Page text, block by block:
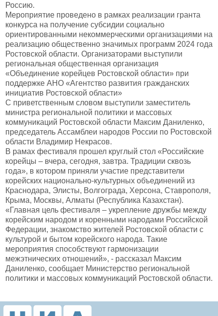
Россию.
Мероприятие проведено в рамках реализации гранта
конкурса на получение субсидии социально
ориентированными некоммерческими организациями на
реализацию общественно значимых программ 2024 года
Ростовской области. Организаторами выступили
региональная общественная организация
«Объединение корейцев Ростовской области» при
поддержке АНО «Агентство развития гражданских
инициатив Ростовской области»
С приветственным словом выступили заместитель
министра региональной политики и массовых
коммуникаций Ростовской области Максим Даниленко,
председатель Ассамблеи народов России по Ростовской
области Владимир Некрасов.
В рамах фестиваля прошел круглый стол «Российские
корейцы – вчера, сегодня, завтра. Традиции сквозь
года», в котором приняли участие представители
корейских национально-культурных объединений из
Краснодара, Элисты, Волгограда, Херсона, Ставрополя,
Крыма, Москвы, Алматы (Республика Казахстан).
«Главная цель фестиваля – укрепление дружбы между
корейским народом и коренными народами Российской
Федерации, знакомство жителей Ростовской области с
культурой и бытом корейского народа. Такие
мероприятия способствуют гармонизации
межэтнических отношений», - рассказал Максим
Даниленко, сообщает Министерство региональной
политики и массовых коммуникаций Ростовской области.